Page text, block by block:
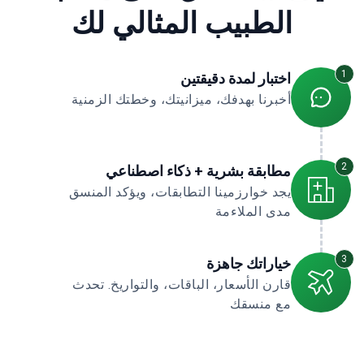
الطبيب المثالي لك
1 اختبار لمدة دقيقتين
أخبرنا بهدفك، ميزانيتك، وخطتك الزمنية
2 مطابقة بشرية + ذكاء اصطناعي
يجد خوارزمينا التطابقات، ويؤكد المنسق
مدى الملاءمة
3 خياراتك جاهزة
قارن الأسعار، الباقات، والتواريخ. تحدث
مع منسقك